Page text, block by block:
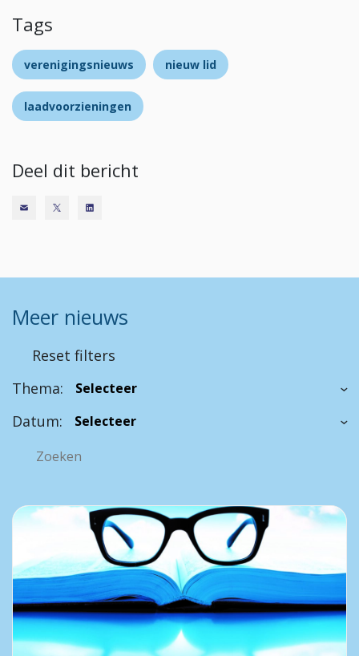
Tags
verenigingsnieuws nieuw lid
laadvoorzieningen
Deel dit bericht
Meer nieuws
Reset filters
Thema:
Datum: